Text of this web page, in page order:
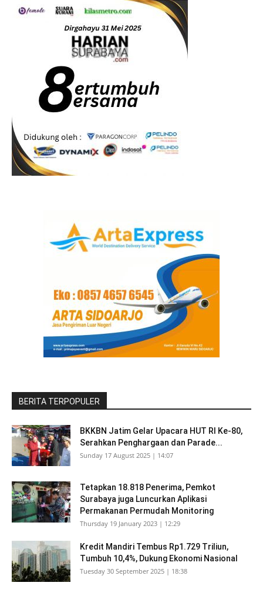
BERITA TERPOPULER
BKKBN Jatim Gelar Upacara HUT RI Ke-80,
Serahkan Penghargaan dan Parade...
Sunday 17 August 2025 | 14:07
Tetapkan 18.818 Penerima, Pemkot
Surabaya juga Luncurkan Aplikasi
Permakanan Permudah Monitoring
Thursday 19 January 2023 | 12:29
Kredit Mandiri Tembus Rp1.729 Triliun,
Tumbuh 10,4%, Dukung Ekonomi Nasional
Tuesday 30 September 2025 | 18:38